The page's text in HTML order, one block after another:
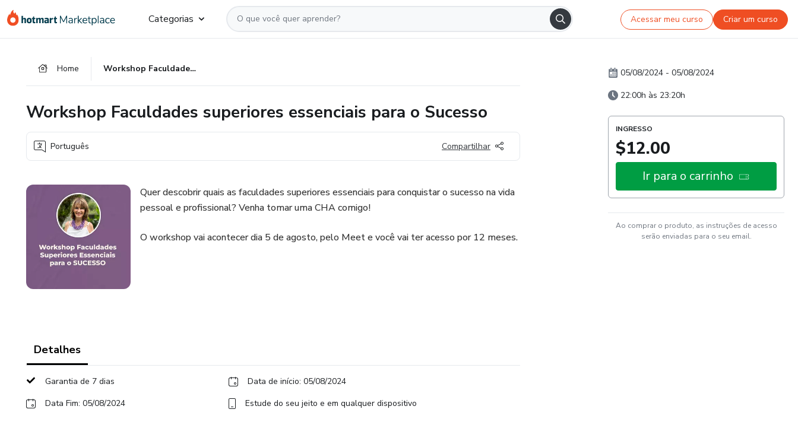
para
para
para
Categorias Acessar meu curso Criar um curso
Home Workshop Faculdades superiores essenciais para o Sucesso
Workshop Faculdades superiores essenciais para o Sucesso
Português Compartilhar
Quer descobrir quais as faculdades superiores essenciais para conquistar o sucesso na vida
pessoal e profissional? Venha tomar uma CHA comigo!
O workshop vai acontecer dia 5 de agosto, pelo Meet e você vai ter acesso por 12 meses.
Detalhes
Garantia de 7 dias
Data de início: 05/08/2024
Data Fim: 05/08/2024
Estude do seu jeito e em qualquer dispositivo
05/08/2024 - 05/08/2024
22:00h às 23:20h
INGRESSO
$12.00
Ir para o carrinho
Ao comprar o produto, as instruções de acesso
serão enviadas para o seu email.